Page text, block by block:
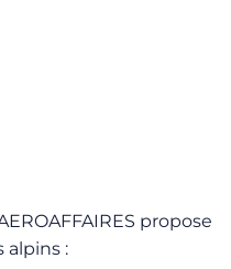
propose
alpins :